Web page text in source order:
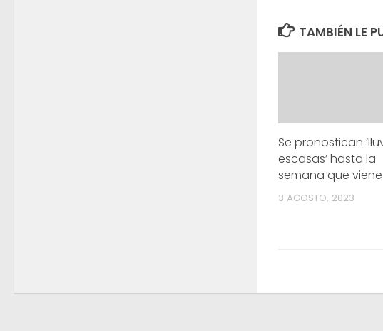
TAMBIÉN LE
Se pronostican
escasas’ hasta la
semana que viene
3 AGOSTO, 2023